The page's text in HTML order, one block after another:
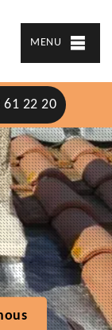
MENU
61 22 20